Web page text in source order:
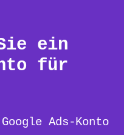
ein
für
Ads-Konto